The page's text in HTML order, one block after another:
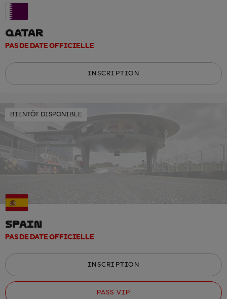
QATAR
PAS DE DATE OFFICIELLE
INSCRIPTION
BIENTÔT DISPONIBLE
SPAIN
PAS DE DATE OFFICIELLE
INSCRIPTION
PASS VIP